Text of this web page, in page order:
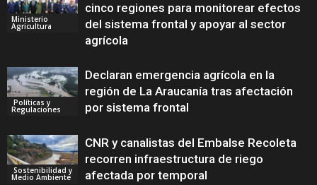
Ministerio
Agricultura
cinco regiones para monitorear efectos
del sistema frontal y apoyar al sector
agrícola
Políticas y
Regulaciones
Declaran emergencia agrícola en la
región de La Araucanía tras afectación
por sistema frontal
Sostenibilidad y
Medio Ambiente
CNR y canalistas del Embalse Recoleta
recorren infraestructura de riego
afectada por temporal